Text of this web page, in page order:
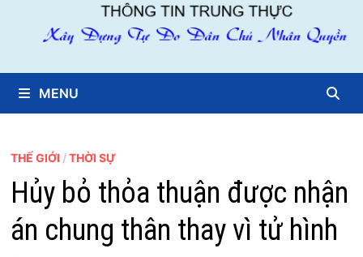
MENU
THẾ GIỚI /THỜI SỰ
Hủy bỏ thỏa thuận được nhận
án chung thân thay vì tử hình